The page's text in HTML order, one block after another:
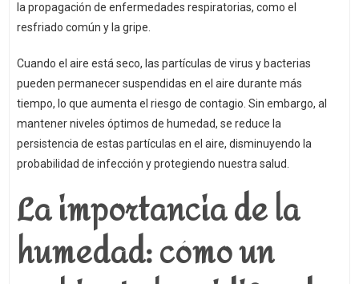
la propagación de enfermedades respiratorias, como el
resfriado común y la gripe.
Cuando el aire está seco, las partículas de virus y bacterias
pueden permanecer suspendidas en el aire durante más
tiempo, lo que aumenta el riesgo de contagio. Sin embargo, al
mantener niveles óptimos de humedad, se reduce la
persistencia de estas partículas en el aire, disminuyendo la
probabilidad de infección y protegiendo nuestra salud.
La importancia de la
humedad: cómo un